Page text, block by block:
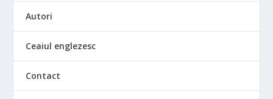
Autori
Ceaiul englezesc
Contact